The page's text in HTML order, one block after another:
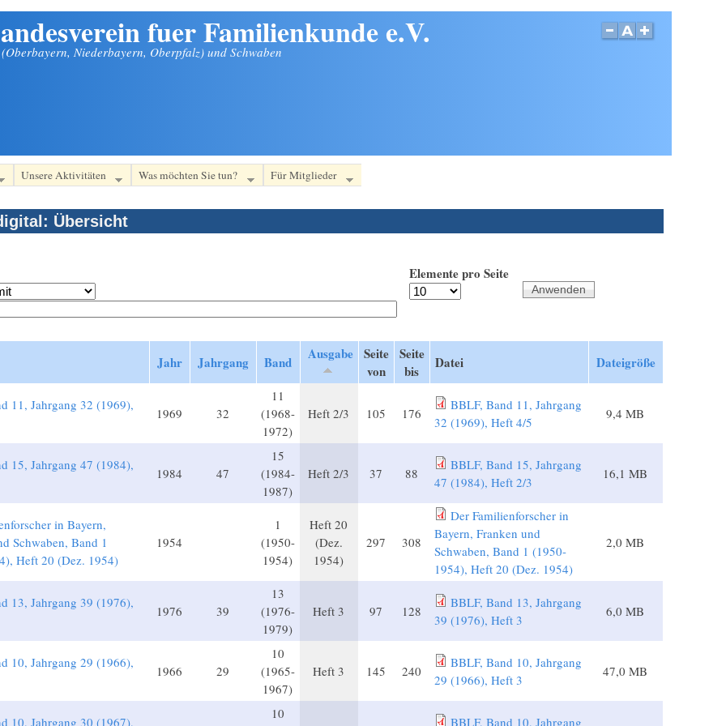
fuer Familienkunde e.V.
Niederbayern, Oberpfalz) und Schwaben
Unsere Aktivitäten Was möchten Sie tun? Für Mitglieder
Übersicht
Elemente pro Seite
Jahr Jahrgang Band Ausgabe
Seite
von
Seite
bis
Datei Dateigröße
11, Jahrgang 32 (1969),
1969 32
11
(1968-
1972)
Heft 2/3 105 176
BBLF, Band 11, Jahrgang
32 (1969), Heft 4/5
9,4 MB
15, Jahrgang 47 (1984),
1984 47
15
(1984-
1987)
Heft 2/3 37 88
BBLF, Band 15, Jahrgang
47 (1984), Heft 2/3
16,1 MB
in Bayern,
Schwaben, Band 1
Heft 20 (Dez. 1954)
1954
1
(1950-
1954)
Heft 20
(Dez.
1954)
297 308
Der Familienforscher in
Bayern, Franken und
Schwaben, Band 1 (1950-
1954), Heft 20 (Dez. 1954)
2,0 MB
13, Jahrgang 39 (1976),
1976 39
13
(1976-
1979)
Heft 3 97 128
BBLF, Band 13, Jahrgang
39 (1976), Heft 3
6,0 MB
10, Jahrgang 29 (1966),
1966 29
10
(1965-
1967)
Heft 3 145 240
BBLF, Band 10, Jahrgang
29 (1966), Heft 3
47,0 MB
10, Jahrgang 30 (1967),
10
BBLF, Band 10, Jahrgang